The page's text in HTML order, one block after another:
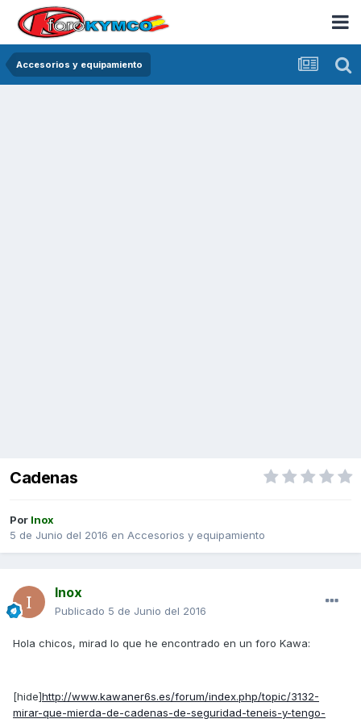
Accesorios y equipamiento
Cadenas
Por Inox
5 de Junio del 2016 en Accesorios y equipamiento
Inox
Publicado 5 de Junio del 2016
Hola chicos, mirad lo que he encontrado en un foro Kawa:
[hide]http://www.kawaner6s.es/forum/index.php/topic/3132-
mirar-que-mierda-de-cadenas-de-seguridad-teneis-y-tengo-